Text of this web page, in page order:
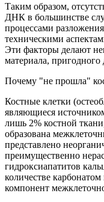
Таким образом,
ДНК в большинстве
процессами
техническими
Эти факторы делают
материала, пригодного
Почему "не прошла"
Костные клетки
являющиеся
лишь 2% костной
образована
представлено
преимущественно
гидроксиапатитов
количестве
компонент